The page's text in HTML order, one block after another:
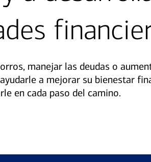
manejar las deudas o
a mejorar su bienestar
en cada paso del camino.